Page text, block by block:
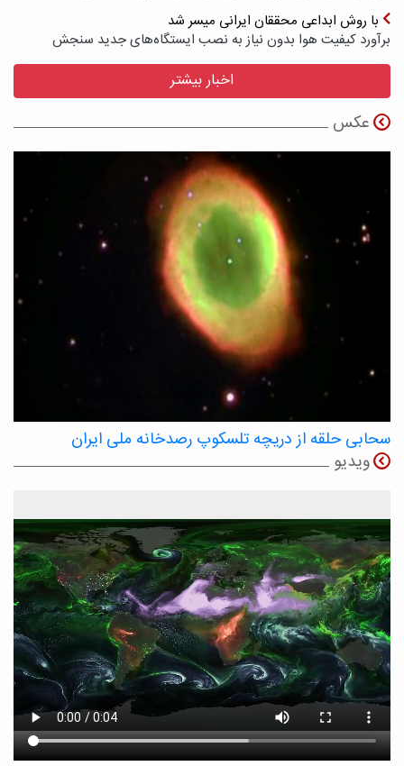
با روش ابداعی محققان ایرانی میسر شد
برآورد کیفیت هوا بدون نیاز به نصب ایستگاه‌های جدید سنجش
اخبار بیشتر
عکس
سحابی حلقه از دریچه تلسکوپ رصدخانه ملی ایران
ویدیو